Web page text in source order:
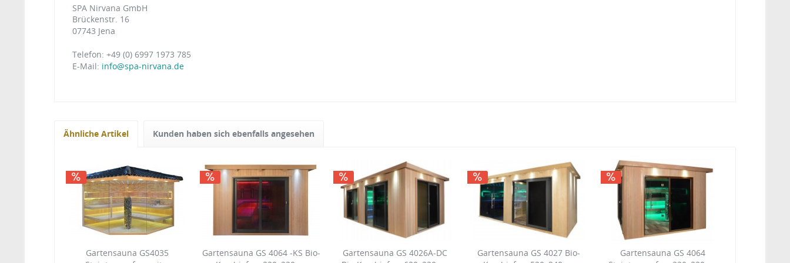
SPA Nirvana GmbH
Brückenstr. 16
07743 Jena
Telefon: +49 (0) 6997 1973 785
E-Mail: info@spa-nirvana.de
Ähnliche Artikel Kunden haben sich ebenfalls angesehen
Gartensauna GS4035
Gartensauna GS 4064 -KS Bio-
Gartensauna GS 4026A-DC
Gartensauna GS 4027 Bio-
Gartensauna GS 4064